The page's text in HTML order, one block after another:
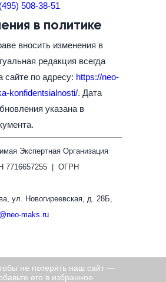
508-38-51
в политике
вносить изменения в
редакция всегда
сайте по адресу: https://neo-
konfidentsialnosti/. Дата
указана в
Экспертная Организация
7716657255 | ОГРН
ул. Новогиреевская, д. 28Б,
maks.ru
не потерять наш сайт —
его в избранное